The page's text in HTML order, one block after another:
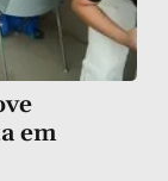
em